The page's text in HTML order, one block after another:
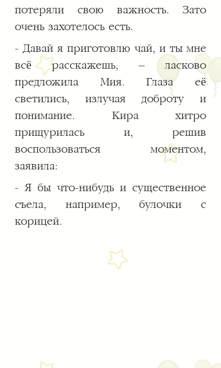
потеряли свою важность. Зато
очень захотелось есть.
- Давай я приготовлю чай, и ты мне
всё расскажешь, – ласково
предложила Мия. Глаза её
светились, излучая доброту и
понимание. Кира хитро
прищурилась и, решив
воспользоваться моментом,
заявила:
- Я бы что-нибудь и существенное
съела, например, булочки с
корицей.